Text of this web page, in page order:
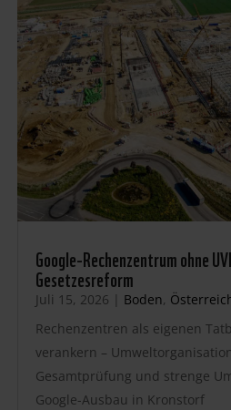
Google-Rechenzentrum ohne
Gesetzesreform
Juli 15, 2026 | Boden,
Rechenzentren als eigenen
verankern –
Gesamtprüfung und strenge
Google-Ausbau in Kronstorf